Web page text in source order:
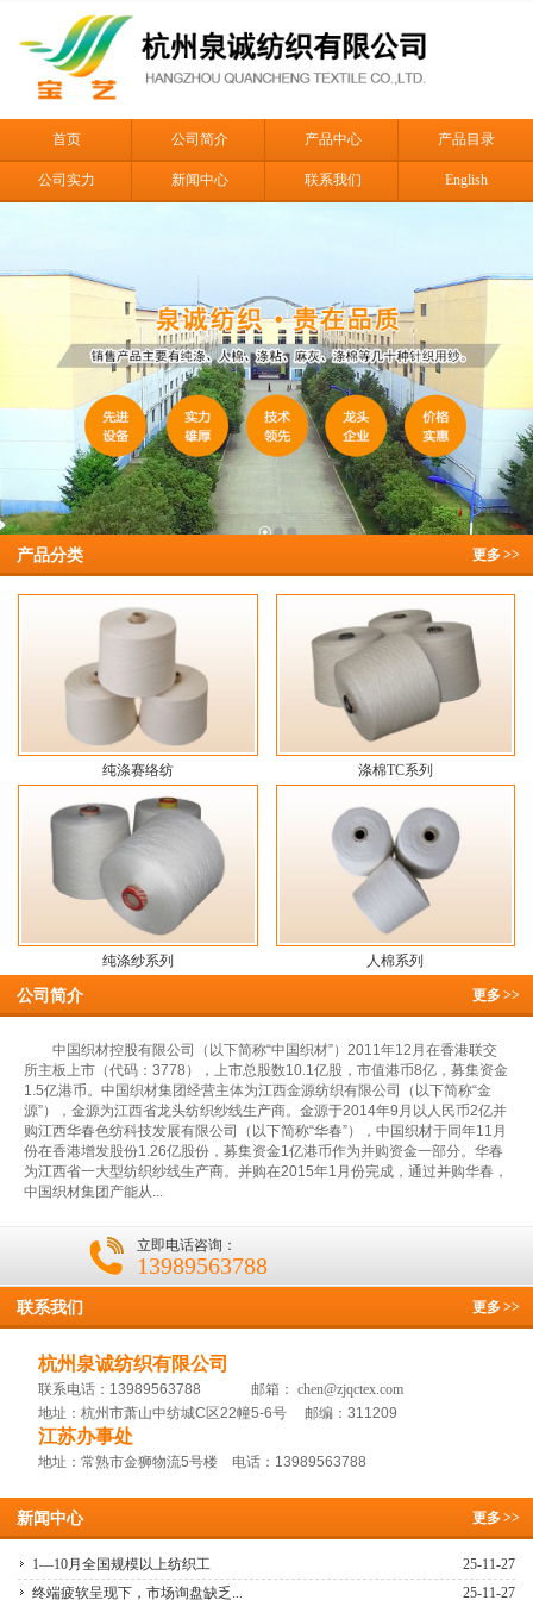
首页 公司简介 产品中心 产品目录
公司实力 新闻中心 联系我们 English
更多>>
产品分类
纯涤赛络纺 涤棉TC系列
纯涤纱系列 人棉系列
更多>>
公司简介
中国织材控股有限公司（以下简称“中国织材”）2011年12月在香港联交
所主板上市（代码：3778），上市总股数10.1亿股，市值港币8亿，募集资金
1.5亿港币。中国织材集团经营主体为江西金源纺织有限公司（以下简称“金
源”），金源为江西省龙头纺织纱线生产商。金源于2014年9月以人民币2亿并
购江西华春色纺科技发展有限公司（以下简称“华春”），中国织材于同年11月
份在香港增发股份1.26亿股份，募集资金1亿港币作为并购资金一部分。华春
为江西省一大型纺织纱线生产商。并购在2015年1月份完成，通过并购华春，
中国织材集团产能从...
立即电话咨询：
13989563788
更多>>
联系我们
杭州泉诚纺织有限公司
联系电话：13989563788 邮箱： chen@zjqctex.com
地址：杭州市萧山中纺城C区22幢5-6号 邮编：311209
江苏办事处
地址：常熟市金狮物流5号楼 电话：13989563788
更多>>
新闻中心
25-11-27
1—10月全国规模以上纺织工
25-11-27
终端疲软呈现下，市场询盘缺乏...